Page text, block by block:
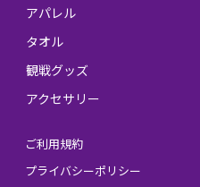
アパレル
タオル
観戦グッズ
アクセサリー
ご利用規約
プライバシーポリシー